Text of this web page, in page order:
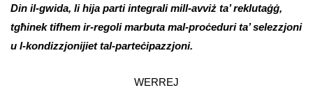
Din il-gwida, li hija parti integrali mill-avviż ta’ reklutaġġ,
tgħinek tifhem ir-regoli marbuta mal-proċeduri ta’ selezzjoni
u l-kondizzjonijiet tal-parteċipazzjoni.
WERREJ